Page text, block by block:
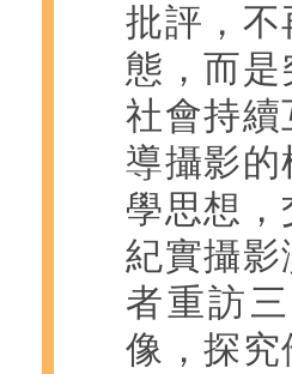
批評，
態，而
社會持
導攝影
學思想
紀實攝
者重訪
像，探